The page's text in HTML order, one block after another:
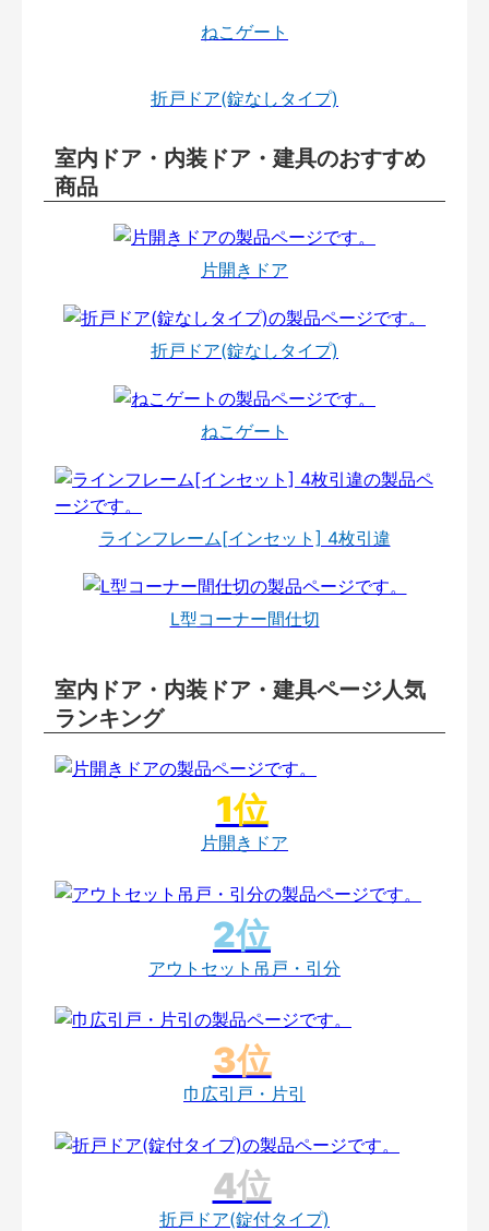
ねこゲート
折戸ドア(錠なしタイプ)
室内ドア・内装ドア・建具のおすすめ
商品
片開きドア
折戸ドア(錠なしタイプ)
ねこゲート
ラインフレーム[インセット] 4枚引違
L型コーナー間仕切
室内ドア・内装ドア・建具ページ人気
ランキング
片開きドア
アウトセット吊戸・引分
巾広引戸・片引
折戸ドア(錠付タイプ)